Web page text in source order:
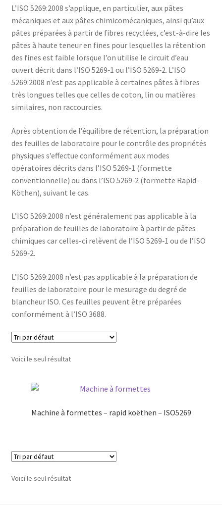
L’ISO 5269:2008 s’applique, en particulier, aux pâtes
mécaniques et aux pâtes chimicomécaniques, ainsi qu’aux
pâtes préparées à partir de fibres recyclées, c’est-à-dire les
pâtes à haute teneur en fines pour lesquelles la rétention
des fines est faible lorsque l’on utilise le circuit d’eau
ouvert décrit dans l’ISO 5269‑1 ou l’ISO 5269‑2. L’ISO
5269:2008 n’est pas applicable à certaines pâtes à fibres
très longues telles que celles de coton, lin ou matières
similaires, non raccourcies.
Après obtention de l’équilibre de rétention, la préparation
des feuilles de laboratoire pour le contrôle des propriétés
physiques s’effectue conformément aux modes
opératoires décrits dans l’ISO 5269‑1 (formette
conventionnelle) ou dans l’ISO 5269‑2 (formette Rapid-
Köthen), suivant le cas.
L’ISO 5269:2008 n’est généralement pas applicable à la
préparation de feuilles de laboratoire à partir de pâtes
chimiques car celles-ci relèvent de l’ISO 5269‑1 ou de l’ISO
5269‑2.
L’ISO 5269:2008 n’est pas applicable à la préparation de
feuilles de laboratoire pour le mesurage du degré de
blancheur ISO. Ces feuilles peuvent être préparées
conformément à l’ISO 3688.
Voici le seul résultat
Machine à formettes – rapid koëthen – ISO5269
Voici le seul résultat